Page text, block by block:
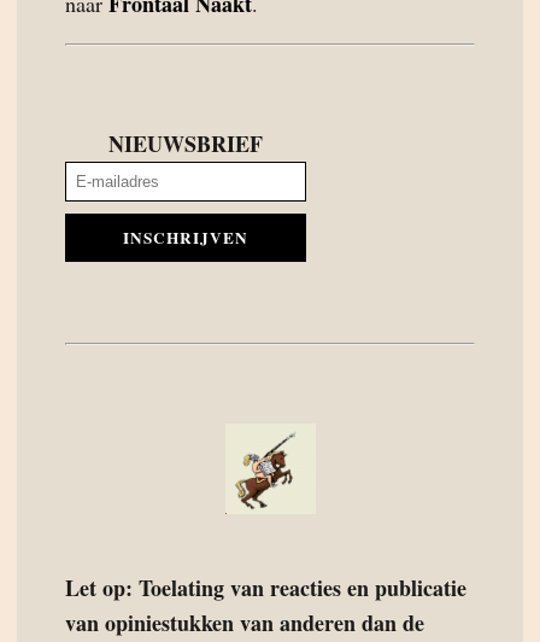
NIEUWSBRIEF
INSCHRIJVEN
Let op: Toelating van reacties en publicatie
van opiniestukken van anderen dan de